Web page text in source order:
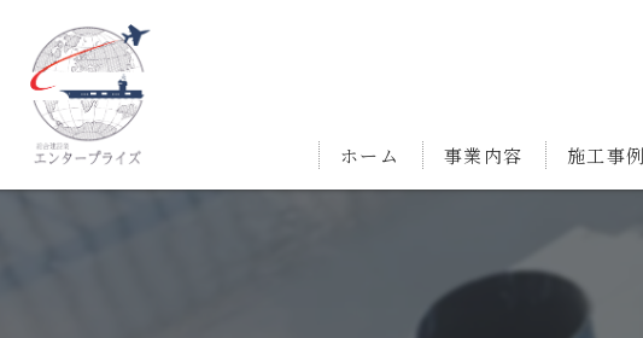
ホーム 事業内容 施工事例